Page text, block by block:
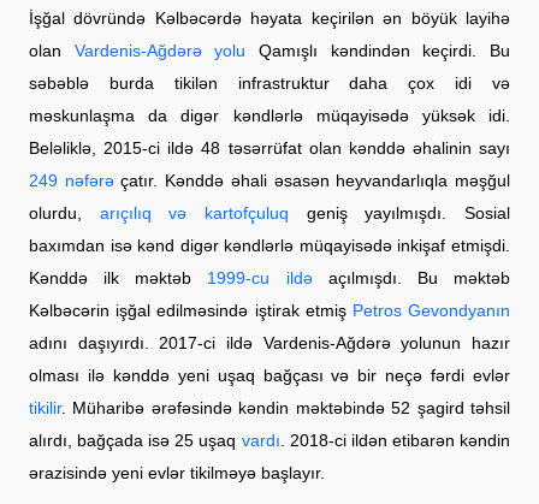
İşğal dövründə Kəlbəcərdə həyata keçirilən ən böyük layihə
olan Vardenis-Ağdərə yolu Qamışlı kəndindən keçirdi. Bu
səbəblə burda tikilən infrastruktur daha çox idi və
məskunlaşma da digər kəndlərlə müqayisədə yüksək idi.
Beləliklə, 2015-ci ildə 48 təsərrüfat olan kənddə əhalinin sayı
249 nəfərəçatır. Kənddə əhali əsasən heyvandarlıqla məşğul
olurdu, arıçılıq və kartofçuluq geniş yayılmışdı. Sosial
baxımdan isə kənd digər kəndlərlə müqayisədə inkişaf etmişdi.
Kənddə ilk məktəb 1999-cu ildəaçılmışdı. Bu məktəb
Kəlbəcərin işğal edilməsində iştirak etmiş Petros Gevondyanın
adını daşıyırdı. 2017-ci ildə Vardenis-Ağdərə yolunun hazır
olması ilə kənddə yeni uşaq bağçası və bir neçə fərdi evlər
tikilir. Müharibə ərəfəsində kəndin məktəbində 52 şagird təhsil
alırdı, bağçada isə 25 uşaq vardı . 2018-ci ildən etibarən kəndin
ərazisində yeni evlər tikilməyə başlayır.